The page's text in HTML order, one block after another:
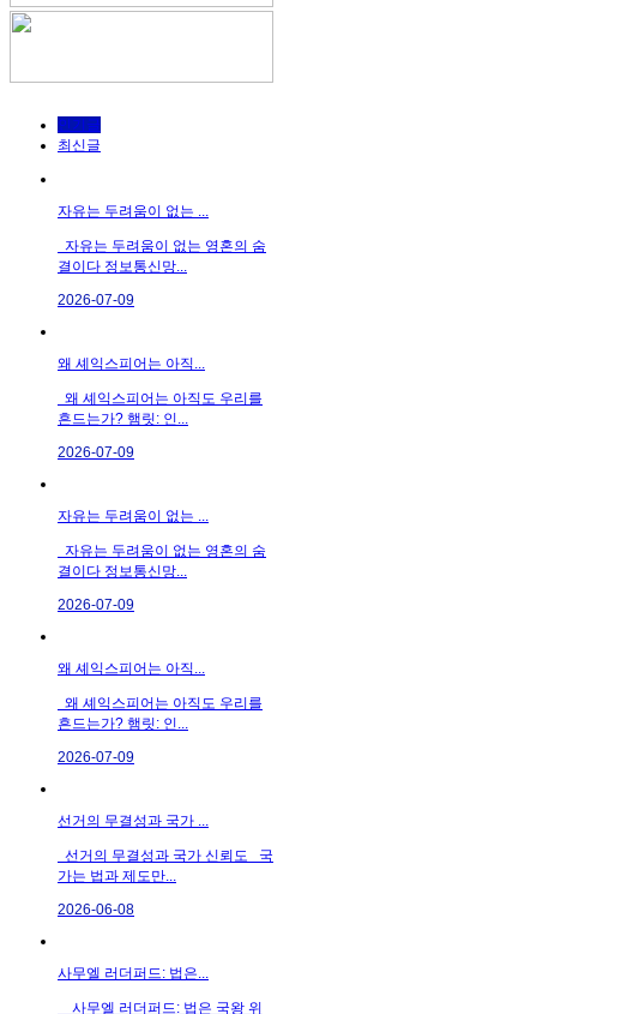
인기글
최신글
자유는 두려움이 없는 ...
자유는 두려움이 없는 영혼의 숨
결이다 정보통신망...
2026-07-09
왜 셰익스피어는 아직...
왜 셰익스피어는 아직도 우리를
흔드는가? 햄릿: 인...
2026-07-09
자유는 두려움이 없는 ...
자유는 두려움이 없는 영혼의 숨
결이다 정보통신망...
2026-07-09
왜 셰익스피어는 아직...
왜 셰익스피어는 아직도 우리를
흔드는가? 햄릿: 인...
2026-07-09
선거의 무결성과 국가 ...
선거의 무결성과 국가 신뢰도 국
가는 법과 제도만...
2026-06-08
사무엘 러더퍼드: 법은...
사무엘 러더퍼드: 법은 국왕 위